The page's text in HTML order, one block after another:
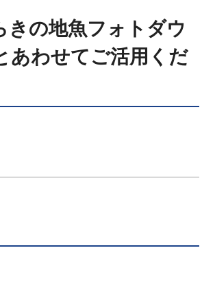
きの地魚フォトダウ
あわせてご活用くだ